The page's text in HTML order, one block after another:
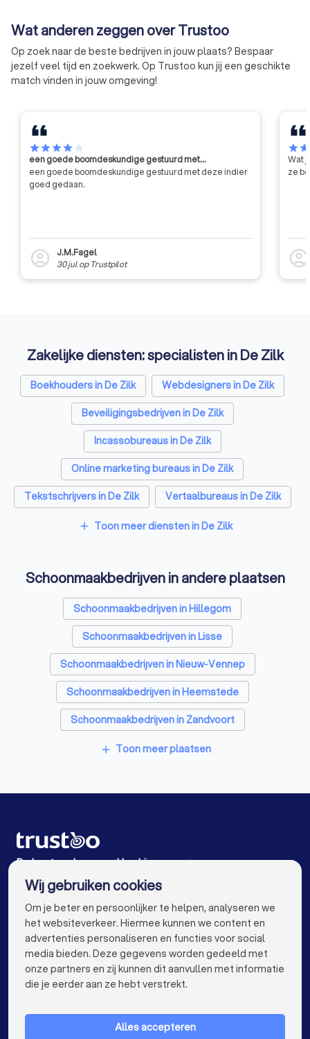
informatievoorziening en
serviceverlening aan de leden en
andere partijen.
volledig
Wat anderen zeggen over Trustoo
Op zoek naar de beste bedrijven in jouw plaats? Bespaar
jezelf veel tijd en zoekwerk. Op Trustoo kun jij een geschikte
match vinden in jouw omgeving!
starstarstarstarstar
een goede boomdeskundige gestuurd met…
een goede boomdeskundige gestuurd met deze indier
goed gedaan.
account_circle
J.M.Fagel
30 julop Trustpilot
starstar
Wat
ze
account_circle
Zakelijke diensten: specialisten in De Zilk
Boekhouders in De Zilk
Webdesigners in De Zilk
Beveiligingsbedrijven in De Zilk
Incassobureaus in De Zilk
Online marketing bureaus in De Zilk
Tekstschrijvers in De Zilk
Vertaalbureaus in De Zilk
SEO-specialisten in De Zilk
Reclamebureaus in De Zilk
Accountants in De Zilk
add Toon meer diensten in De Zilk
Schoonmaakbedrijven in andere plaatsen
Schoonmaakbedrijven in Hillegom
Schoonmaakbedrijven in Lisse
Schoonmaakbedrijven in Nieuw-Vennep
Schoonmaakbedrijven in Heemstede
Schoonmaakbedrijven in Zandvoort
Schoonmaakbedrijven in Noordwijk (ZH)
Schoonmaakbedrijven in Warmond
Schoonmaakbedrijven in Amsterdam
Schoonmaakbedrijven in Rotterdam
Schoonmaakbedrijven in Den Haag
Schoonmaakbedrijven in Utrecht
Schoonmaakbedrijven in Tilburg
add Toon meer plaatsen
De beste schoonmaakbedrijven voor jou
VOOR PARTICULIEREN keyboard_arrow_down
Wij gebruiken cookies
Om je beter en persoonlijker te helpen, analyseren we
het websiteverkeer. Hiermee kunnen we content en
advertenties personaliseren en functies voor social
media bieden. Deze gegevens worden gedeeld met
onze partners en zij kunnen dit aanvullen met informatie
die je eerder aan ze hebt verstrekt.
Alles accepteren